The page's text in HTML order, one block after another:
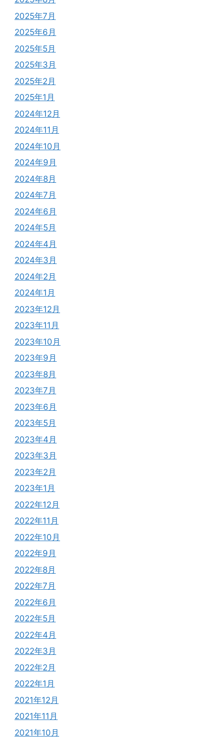
2025年7月
2025年6月
2025年5月
2025年3月
2025年2月
2025年1月
2024年12月
2024年11月
2024年10月
2024年9月
2024年8月
2024年7月
2024年6月
2024年5月
2024年4月
2024年3月
2024年2月
2024年1月
2023年12月
2023年11月
2023年10月
2023年9月
2023年8月
2023年7月
2023年6月
2023年5月
2023年4月
2023年3月
2023年2月
2023年1月
2022年12月
2022年11月
2022年10月
2022年9月
2022年8月
2022年7月
2022年6月
2022年5月
2022年4月
2022年3月
2022年2月
2022年1月
2021年12月
2021年11月
2021年10月